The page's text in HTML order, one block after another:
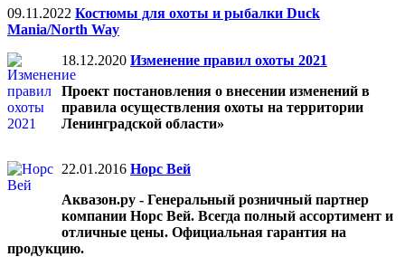
09.11.2022 Костюмы для охоты и рыбалки Duck
Mania/North Way
18.12.2020 Изменение правил охоты 2021
Проект постановления о внесении изменений в
правила осуществления охоты на территории
Ленинградской области»
22.01.2016 Норс Вей
Аквазон.ру - Генеральный розничный партнер
компании Норс Вей. Всегда полный ассортимент и
отличные цены. Официальная гарантия на
продукцию.